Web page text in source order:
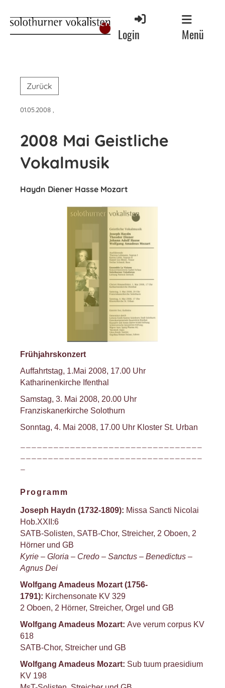
Login Menü
Zurück
01.05.2008
2008 Mai Geistliche
Vokalmusik
Haydn Diener Hasse Mozart
Frühjahrskonzert
Auffahrtstag, 1.Mai 2008, 17.00 Uhr
Katharinenkirche Ifenthal
Samstag, 3. Mai 2008, 20.00 Uhr
Franziskanerkirche Solothurn
Sonntag, 4. Mai 2008, 17.00 Uhr Kloster St. Urban
Programm
Joseph Haydn (1732-1809): Missa Sancti Nicolai
Hob.XXII:6
SATB-Solisten, SATB-Chor, Streicher, 2 Oboen, 2
Hörner und GB
Kyrie – Gloria – Credo – Sanctus – Benedictus –
Agnus Dei
Wolfgang Amadeus Mozart (1756-
1791): Kirchensonate KV 329
2 Oboen, 2 Hörner, Streicher, Orgel und GB
Wolfgang Amadeus Mozart: Ave verum corpus KV
618
SATB-Chor, Streicher und GB
Wolfgang Amadeus Mozart: Sub tuum praesidium
KV 198